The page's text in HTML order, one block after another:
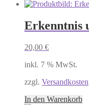
Erkenntnis
20,00 €
inkl. 7 % MwSt.
zzgl. Versandkosten
In den Warenkorb